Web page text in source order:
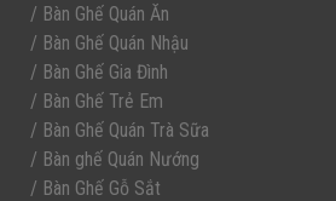
/ Bàn Ghế Quán Ăn
/ Bàn Ghế Quán Nhậu
/ Bàn Ghế Gia Đình
/ Bàn Ghế Trẻ Em
/ Bàn Ghế Quán Trà Sữa
/ Bàn ghế Quán Nướng
/ Bàn Ghế Gỗ Sắt